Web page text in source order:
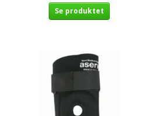
Se produktet